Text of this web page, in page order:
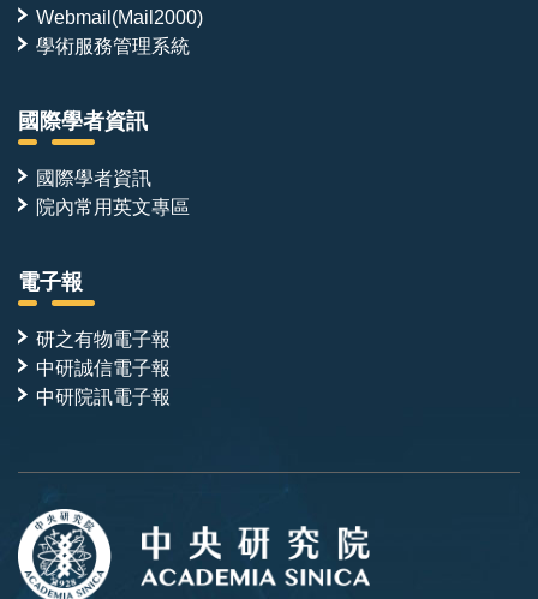
Webmail(Mail2000)
學術服務管理系統
國際學者資訊
國際學者資訊
院內常用英文專區
電子報
研之有物電子報
中研誠信電子報
中研院訊電子報